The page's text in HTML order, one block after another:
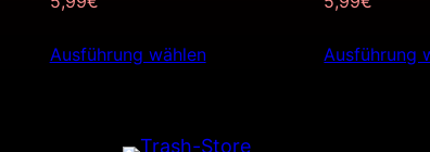
Ausführung wählen Ausführung